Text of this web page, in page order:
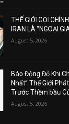
THẾ GIỚI GỌI
IRAN LÀ “NGOẠI
August 5, 2026
Báo Động Đỏ Khi
Nhất” Thế Giới
Trước Thềm bầu
August 5, 2026